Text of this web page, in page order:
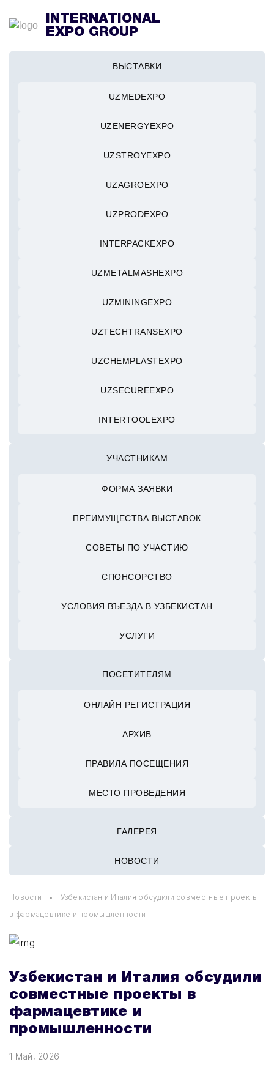
INTERNATIONAL
EXPO GROUP
ВЫСТАВКИ
UZMEDEXPO
UZENERGYEXPO
UZSTROYEXPO
UZAGROEXPO
UZPRODEXPO
INTERPACKEXPO
UZMETALMASHEXPO
UZMININGEXPO
UZTECHTRANSEXPO
UZCHEMPLASTEXPO
UZSECUREEXPO
INTERTOOLEXPO
УЧАСТНИКАМ
ФОРМА ЗАЯВКИ
ПРЕИМУЩЕСТВА ВЫСТАВОК
СОВЕТЫ ПО УЧАСТИЮ
СПОНСОРСТВО
УСЛОВИЯ ВЪЕЗДА В УЗБЕКИСТАН
УСЛУГИ
ПОСЕТИТЕЛЯМ
ОНЛАЙН РЕГИСТРАЦИЯ
АРХИВ
ПРАВИЛА ПОСЕЩЕНИЯ
МЕСТО ПРОВЕДЕНИЯ
ГАЛЕРЕЯ
НОВОСТИ
Новости
Узбекистан и Италия обсудили совместные проекты
в фармацевтике и промышленности
Узбекистан и Италия обсудили
совместные проекты в
фармацевтике и
промышленности
1 Май, 2026